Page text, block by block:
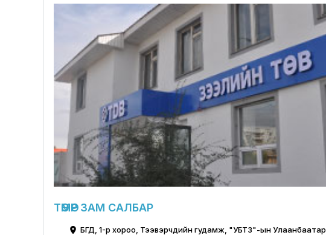
ТӨМӨР ЗАМ САЛБАР
БГД, 1-р хороо, Тээвэрчдийн гудамж, "УБТЗ"-ын Улаанбаатар